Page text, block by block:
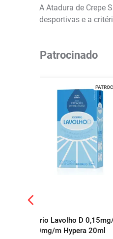
A Atadura de Crepe
desportivas e a
Patrocinado
Colírio Lavolho D
0,30mg/m Hypera 20ml